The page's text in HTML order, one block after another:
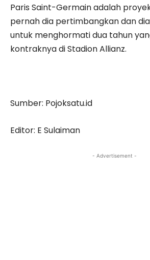
Paris Saint-Germain adalah
pernah dia pertimbangkan dan
untuk menghormati dua tahun
kontraknya di Stadion Allianz.
Sumber: Pojoksatu.id
Editor: E Sulaiman
- Advertisement -